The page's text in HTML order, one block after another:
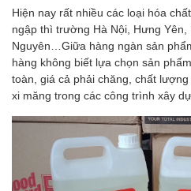
Hiện nay rất nhiều các loại hóa
ngập thì trường Hà Nội, Hưng
Nguyên…Giữa hàng ngàn sản
hàng không biết lựa chọn sản
toàn, giá cả phải chăng, chất
xi măng trong các công trình xây